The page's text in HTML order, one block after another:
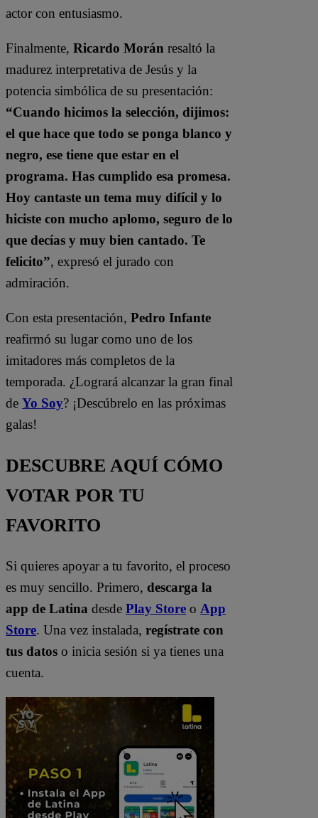
actor con entusiasmo.
Finalmente, Ricardo Morán resaltó la
madurez interpretativa de Jesús y la
potencia simbólica de su presentación:
“Cuando hicimos la selección, dijimos:
el que hace que todo se ponga blanco y
negro, ese tiene que estar en el
programa. Has cumplido esa promesa.
Hoy cantaste un tema muy difícil y lo
hiciste con mucho aplomo, seguro de lo
que decías y muy bien cantado. Te
felicito”, expresó el jurado con
admiración.
Con esta presentación, Pedro Infante
reafirmó su lugar como uno de los
imitadores más completos de la
temporada. ¿Logrará alcanzar la gran final
de Yo Soy? ¡Descúbrelo en las próximas
galas!
DESCUBRE AQUÍ CÓMO
VOTAR POR TU
FAVORITO
Si quieres apoyar a tu favorito, el proceso
es muy sencillo. Primero, descarga la
app de Latina desde Play Store o App
Store. Una vez instalada, regístrate con
tus datos o inicia sesión si ya tienes una
cuenta.